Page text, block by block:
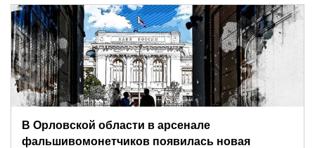
В Орловской области в арсенале
фальшивомонетчиков появилась новая